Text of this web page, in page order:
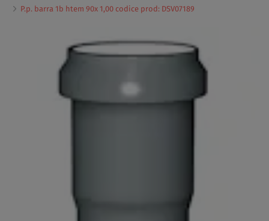
P.p. barra 1b htem 90x 1,00 codice prod: DSV07189